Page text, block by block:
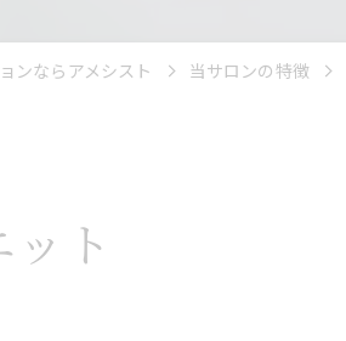
ンならアメシスト 当サロンの特徴
ト